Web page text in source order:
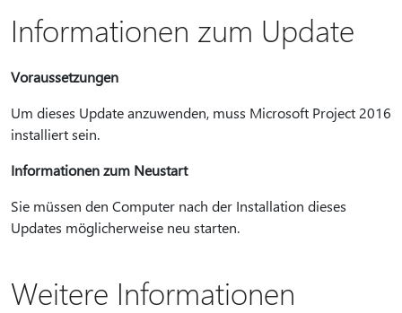
Informationen zum Update
Voraussetzungen
Um dieses Update anzuwenden, muss Microsoft Project 2016
installiert sein.
Informationen zum Neustart
Sie müssen den Computer nach der Installation dieses
Updates möglicherweise neu starten.
Weitere Informationen